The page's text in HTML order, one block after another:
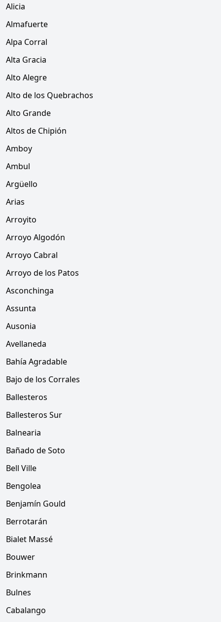
Alicia
Almafuerte
Alpa Corral
Alta Gracia
Alto Alegre
Alto de los Quebrachos
Alto Grande
Altos de Chipión
Amboy
Ambul
Argüello
Arias
Arroyito
Arroyo Algodón
Arroyo Cabral
Arroyo de los Patos
Asconchinga
Assunta
Ausonia
Avellaneda
Bahía Agradable
Bajo de los Corrales
Ballesteros
Ballesteros Sur
Balnearia
Bañado de Soto
Bell Ville
Bengolea
Benjamín Gould
Berrotarán
Bialet Massé
Bouwer
Brinkmann
Bulnes
Cabalango